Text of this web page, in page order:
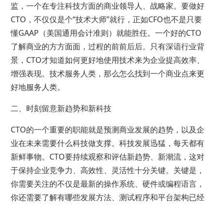
监，一个在专注科技方面的商业领导人、战略家。要做好
CTO，不仅仅是个“技术大师”就行，正如CFO也不是只要
懂GAAP（美国通用会计准则）就能胜任。一个好的CTO
了解商业的方方面面，过程的前前后后。只有深谙行业背
景，CTO才知道如何更好地使用技术来为企业提高效率、
增强表现。技术服务人类，那么怎么找到一个商业点来更
好地服务人类。
二、时刻留意新趋势和新科技
CTO的一个重要的职能就是预测商业发展的趋势，以及企
业在未来需要什么科技做支撑。科技发展迅猛，每天都有
新鲜事物。CTO要持续观察和评估新趋势、新潮流，这对
于保持企业竞争力、高效性、灵活性十分关键。关键是，
你需要关注的不仅是最新的操作系统、硬件或编程语言，
你还需要了解有哪些发展方法、测试程序和平台架构已经